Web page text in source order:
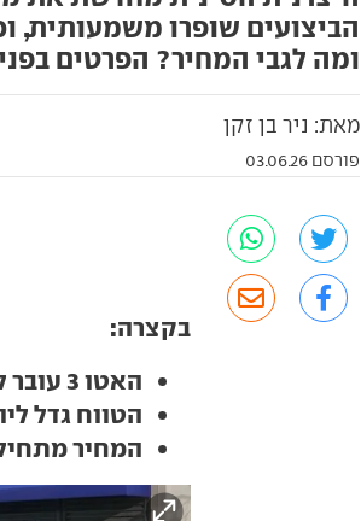
הביצועים שופרו משמעותית,
ומה לגבי המחיר? הפרטים
מאת: ניר בן זקן
פורסם 03.06.26
בקצרה:
האטו 3 עובר להנעה אחורית או כפולה
הטווח גדל ליותר
המחיר מתחיל ב-155